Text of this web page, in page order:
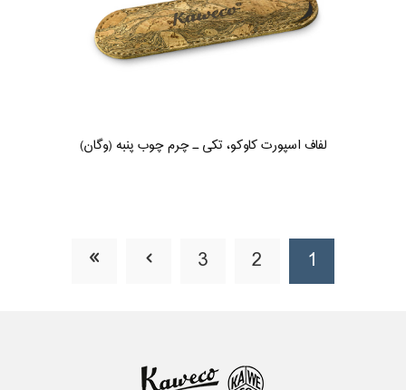
لفاف اسپورت کاوکو، تکی ـ چرم چوب پنبه (وگان)
1
2
3